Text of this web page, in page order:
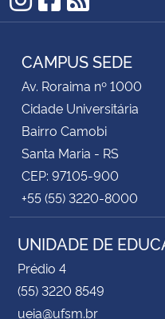
Instagram
Facebook
RSS
CAMPUS SEDE
Av. Roraima nº 1000
Cidade Universitária
Bairro Camobi
Santa Maria - RS
CEP: 97105-900
+55 (55) 3220-8000
UNIDADE DE
Prédio 4
(55) 3220 8549
ueia@ufsm.br